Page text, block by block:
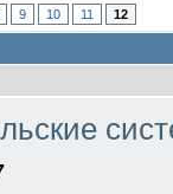
9 10 11 12